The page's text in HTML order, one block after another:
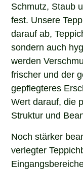
Schmutz, Staub
fest. Unsere
darauf ab,
sondern auch
werden
frischer und der
gepflegteres
Wert darauf, die
Struktur und
Noch stärker
verlegter